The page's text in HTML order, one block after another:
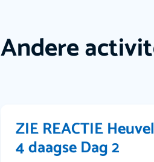
Andere
ZIE REACTIE
4 daagse Dag 2